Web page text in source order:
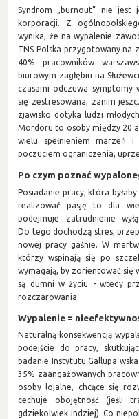
Syndrom „burnout” nie jest
korporacji. Z
wynika, że na wypalenie
TNS Polska przygotowany na
40% pracowników
biurowym zagłębiu na
czasami odczuwa symptomy
się zestresowana, zanim
zjawisko dotyka ludzi
Mordoru to osoby między 20 a
wielu spełnieniem marzeń
poczuciem ograniczenia,
Po czym poznać
Posiadanie pracy, która
realizować pasję to dla
podejmuje zatrudnienie
Do tego dochodzą stres,
nowej pracy gaśnie. W
którzy wspinają się po
wymagają, by zorientować się
są dumni w życiu - wtedy
rozczarowania.
Wypalenie =
Naturalną konsekwencją
podejście do pracy,
badanie Instytutu Gallupa
35% zaangażowanych
osoby lojalne, chcące się
cechuje obojętność (jeśli
gdziekolwiek indziej). Co